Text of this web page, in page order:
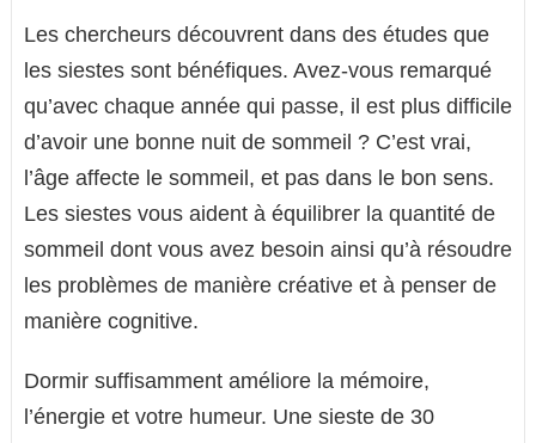
Les chercheurs découvrent dans des études que
les siestes sont bénéfiques. Avez-vous remarqué
qu’avec chaque année qui passe, il est plus difficile
d’avoir une bonne nuit de sommeil ? C’est vrai,
l’âge affecte le sommeil, et pas dans le bon sens.
Les siestes vous aident à équilibrer la quantité de
sommeil dont vous avez besoin ainsi qu’à résoudre
les problèmes de manière créative et à penser de
manière cognitive.
Dormir suffisamment améliore la mémoire,
l’énergie et votre humeur. Une sieste de 30